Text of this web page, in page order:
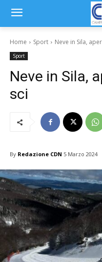
Home Sport Neve in Sila,
Sport
Neve in Sila,
sci
By Redazione CDN 5 Marzo 2024